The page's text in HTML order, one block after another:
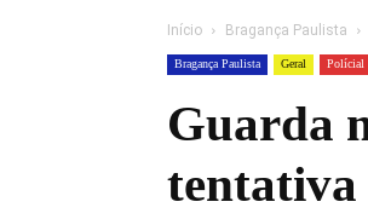
Início Bragança Paulista
Bragança Paulista Geral Polícial
Guarda
tentativa